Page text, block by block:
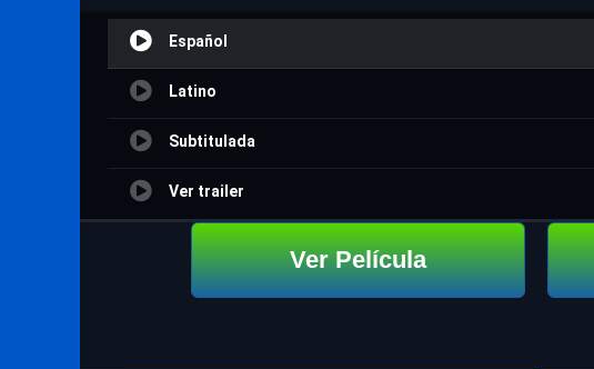
Español
Latino
Subtitulada
Ver trailer
Ver Película